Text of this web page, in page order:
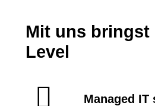
Mit uns bringst
Level
Managed IT